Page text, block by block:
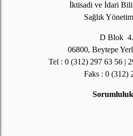
İktisadi ve İdari
Sağlık
D Blok
06800, Beytepe
Tel : 0 (312) 297 63 56 |
Faks : 0 (312)
Sorumluluk